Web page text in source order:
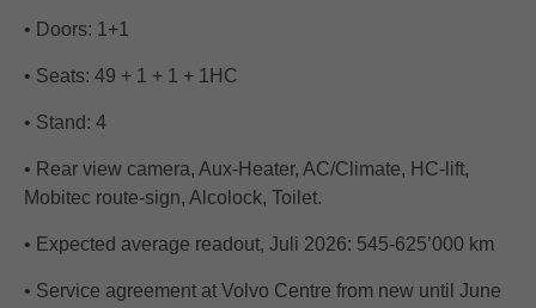
• Doors: 1+1
• Seats: 49 + 1 + 1 + 1HC
• Stand: 4
• Rear view camera, Aux-Heater, AC/Climate, HC-lift,
Mobitec route-sign, Alcolock, Toilet.
• Expected average readout, Juli 2026: 545-625’000 km
• Service agreement at Volvo Centre from new until June